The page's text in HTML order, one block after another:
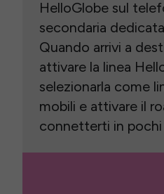
HelloGlobe sul
secondaria
Quando arrivi a
attivare la linea
selezionarla come
mobili e attivare il
connetterti in pochi